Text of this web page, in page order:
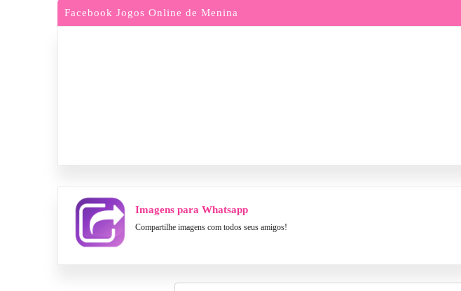
Facebook Jogos Online de Menina
Imagens para Whatsapp
Compartilhe imagens com todos seus amigos!